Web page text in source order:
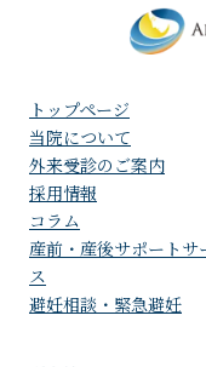
トップページ
⁩当院について
外来受診のご案内
採用情報
コラム
産前・産後サポートサ
ス
避妊相談・緊急避妊